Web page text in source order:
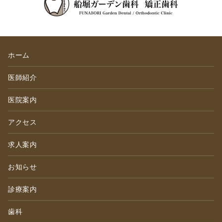
ホーム
医師紹介
医院案内
アクセス
求人案内
お知らせ
診療案内
歯科